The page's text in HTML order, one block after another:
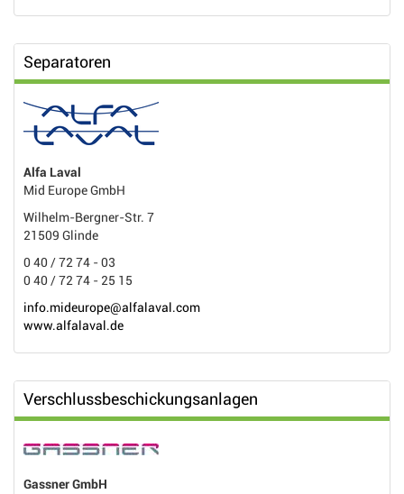
Separatoren
Alfa Laval
Mid Europe GmbH
Wilhelm-Bergner-Str. 7
21509 Glinde
0 40 / 72 74 - 03
0 40 / 72 74 - 25 15
info.mideurope@alfalaval.com
www.alfalaval.de
Verschlussbeschickungsanlagen
Gassner GmbH